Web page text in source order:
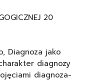
20
Diagnoza jako
diagnozy
diagnoza-